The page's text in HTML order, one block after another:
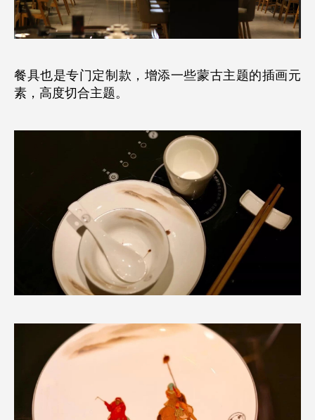
餐具也是专门定制款，增添一些蒙古主题的插画元
素，高度切合主题。